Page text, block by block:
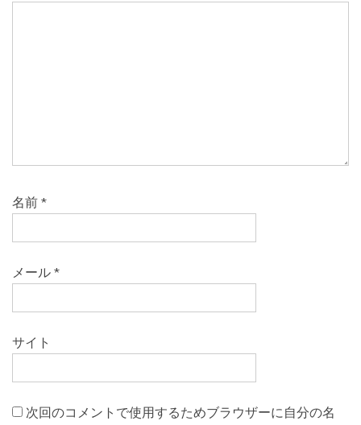
名前 *
メール *
サイト
次回のコメントで使用するためブラウザーに自分の名